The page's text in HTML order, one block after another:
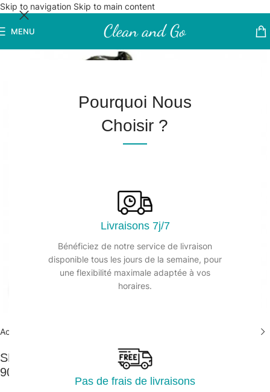
Pourquoi Nous
Choisir ?
Livraisons 7j/7
Bénéficiez de notre service de livraison
disponible tous les jours de la semaine, pour
une flexibilité maximale adaptée à vos
horaires.
Pas de frais de livraisons
Skip to navigation Skip to main content
MENU
Accueil
SP 160L noir BD MAXI+ RENFORCE 75µ
900X1050 – Ct. de 100 Sacs